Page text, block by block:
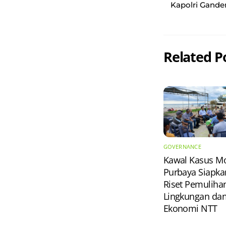
Kapolri
Related
GOVERNANCE
Kawal Kasus
Purbaya
Riset
Lingkungan
Ekonomi NTT